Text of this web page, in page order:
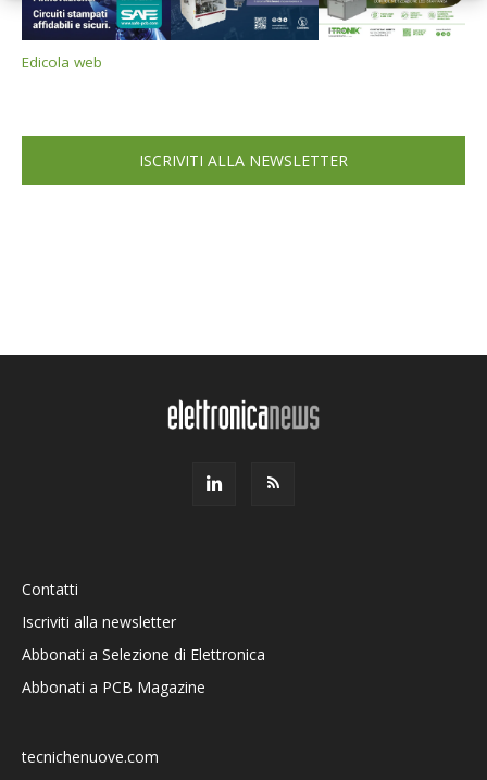
Edicola web
ISCRIVITI ALLA NEWSLETTER
Contatti
Iscriviti alla newsletter
Abbonati a Selezione di Elettronica
Abbonati a PCB Magazine
tecnichenuove.com